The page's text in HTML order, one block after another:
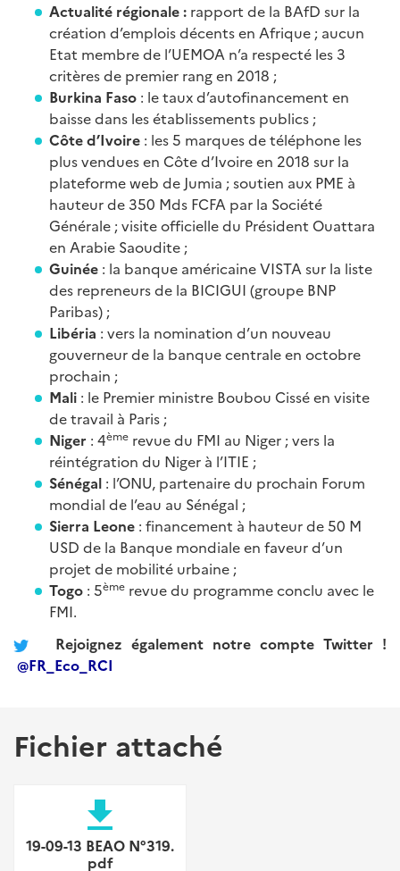
Actualité régionale : rapport de la BAfD sur la
création d’emplois décents en Afrique ; aucun
Etat membre de l’UEMOA n’a respecté les 3
critères de premier rang en 2018 ;
Burkina Faso : le taux d’autofinancement en
baisse dans les établissements publics ;
Côte d’Ivoire : les 5 marques de téléphone les
plus vendues en Côte d’Ivoire en 2018 sur la
plateforme web de Jumia ; soutien aux PME à
hauteur de 350 Mds FCFA par la Société
Générale ; visite officielle du Président Ouattara
en Arabie Saoudite ;
Guinée : la banque américaine VISTA sur la liste
des repreneurs de la BICIGUI (groupe BNP
Paribas) ;
Libéria : vers la nomination d’un nouveau
gouverneur de la banque centrale en octobre
prochain ;
Mali : le Premier ministre Boubou Cissé en visite
de travail à Paris ;
Niger : 4ème revue du FMI au Niger ; vers la
réintégration du Niger à l’ITIE ;
Sénégal : l’ONU, partenaire du prochain Forum
mondial de l’eau au Sénégal ;
Sierra Leone : financement à hauteur de 50 M
USD de la Banque mondiale en faveur d’un
projet de mobilité urbaine ;
Togo : 5ème revue du programme conclu avec le
FMI.
Rejoignez également notre compte Twitter !
@FR_Eco_RCI
Fichier attaché
file_download
19-09-13 BEAO N°319.
pdf